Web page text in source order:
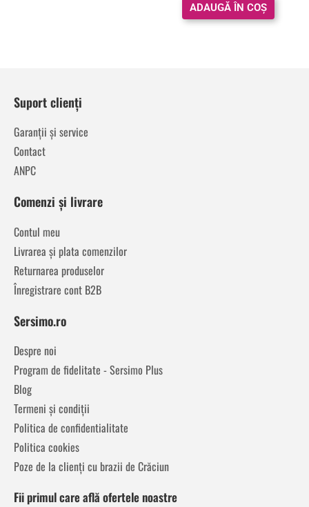
ADAUGĂ ÎN COȘ
Suport clienți
Garanții și service
Contact
ANPC
Comenzi și livrare
Contul meu
Livrarea și plata comenzilor
Returnarea produselor
Înregistrare cont B2B
Sersimo.ro
Despre noi
Program de fidelitate - Sersimo Plus
Blog
Termeni și condiții
Politica de confidentialitate
Politica cookies
Poze de la clienți cu brazii de Crăciun
Fii primul care află ofertele noastre